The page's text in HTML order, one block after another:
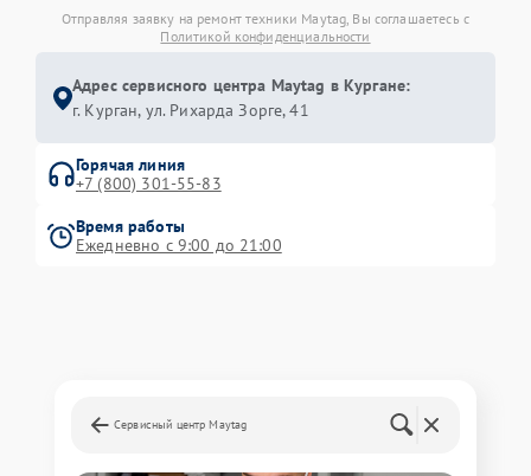
Отправляя заявку на ремонт техники Maytag, Вы соглашаетесь с
Политикой конфиденциальности
Адрес сервисного центра Maytag в Кургане:
г. Курган, ул. Рихарда Зорге, 41
Горячая линия
+7 (800) 301-55-83
Время работы
Ежедневно с 9:00 до 21:00
Сервисный центр Maytag